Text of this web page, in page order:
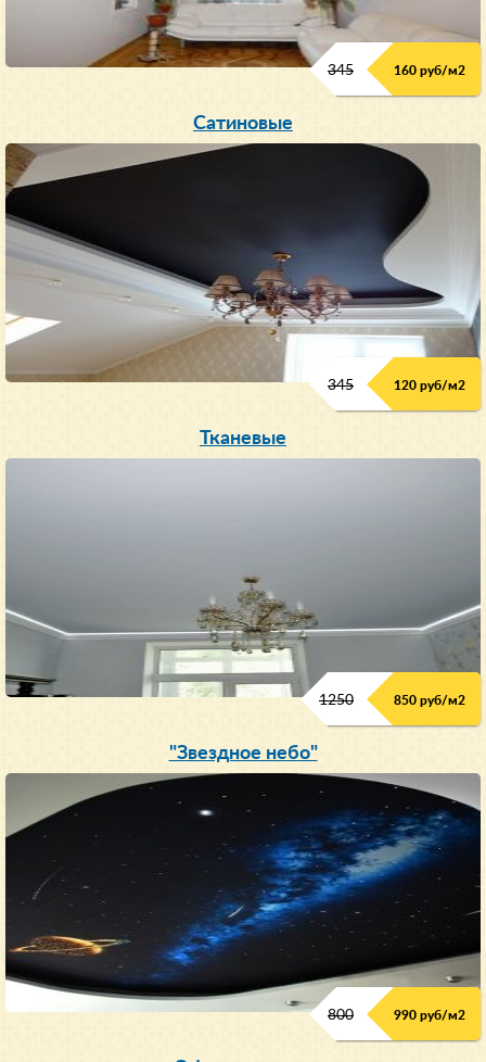
345 160 руб/м2
Сатиновые
345 120 руб/м2
Тканевые
1250 850 руб/м2
"Звездное небо"
800 990 руб/м2